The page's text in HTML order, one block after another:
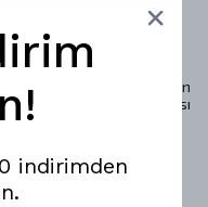
alabilir ve terletmeyen
Yüksek kaliteli
olup, gün boyu konforlu
materyallerin insan
belgeleyen uluslararası
artırmaktadır.
güvenlidir ve insan
indirimden